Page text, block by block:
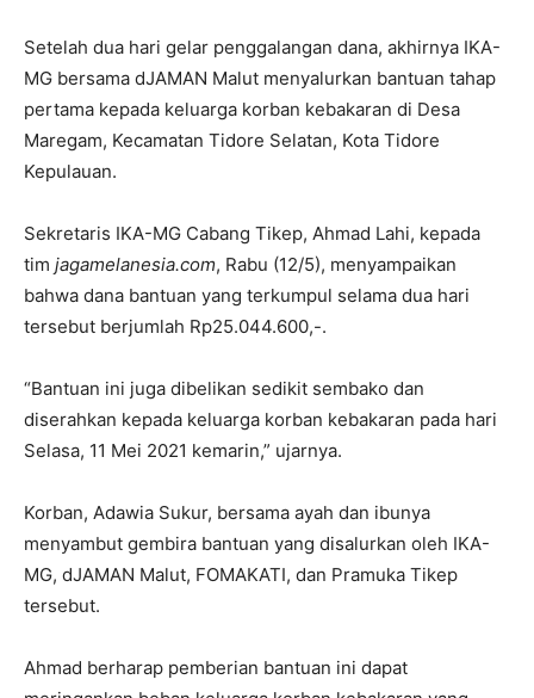
Setelah dua hari gelar penggalangan dana, akhirnya IKA-
MG bersama dJAMAN Malut menyalurkan bantuan tahap
pertama kepada keluarga korban kebakaran di Desa
Maregam, Kecamatan Tidore Selatan, Kota Tidore
Kepulauan.
Sekretaris IKA-MG Cabang Tikep, Ahmad Lahi, kepada
tim jagamelanesia.com, Rabu (12/5), menyampaikan
bahwa dana bantuan yang terkumpul selama dua hari
tersebut berjumlah Rp25.044.600,-.
“Bantuan ini juga dibelikan sedikit sembako dan
diserahkan kepada keluarga korban kebakaran pada hari
Selasa, 11 Mei 2021 kemarin,” ujarnya.
Korban, Adawia Sukur, bersama ayah dan ibunya
menyambut gembira bantuan yang disalurkan oleh IKA-
MG, dJAMAN Malut, FOMAKATI, dan Pramuka Tikep
tersebut.
Ahmad berharap pemberian bantuan ini dapat